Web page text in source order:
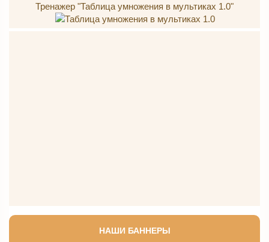
Тренажер "Таблица умножения в мультиках 1.0"
НАШИ БАННЕРЫ